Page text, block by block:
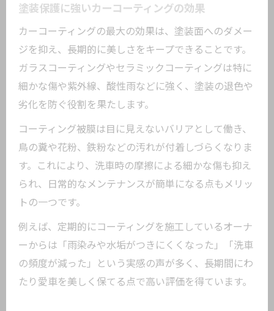
ガラスコーティングとポリマーの違いを
解説
セラミックコーティングの特徴と評価
各カーコーティングのメリット・デメリ
ット
おすすめカーコーティング種類と選び方
車種や用途別のカーコーティング比較
失敗しないカーコーティング選択のコツ
カーコーティング選びで重視すべきポイ
ント
施工業者選びで失敗しないための注意点
実際の口コミから見るカーコーティング
選択
コスパ重視のカーコーティングの見極め
方
塗装保護に強いカーコーティングの効果
カーコーティングの最大の効果は、塗装面へのダメー
ジを抑え、長期的に美しさをキープできることです。
ガラスコーティングやセラミックコーティングは特に
細かな傷や紫外線、酸性雨などに強く、塗装の退色や
劣化を防ぐ役割を果たします。
コーティング被膜は目に見えないバリアとして働き、
鳥の糞や花粉、鉄粉などの汚れが付着しづらくなりま
す。これにより、洗車時の摩擦による細かな傷も抑え
られ、日常的なメンテナンスが簡単になる点もメリッ
トの一つです。
例えば、定期的にコーティングを施工しているオーナ
ーからは「雨染みや水垢がつきにくくなった」「洗車
の頻度が減った」という実感の声が多く、長期間にわ
たり愛車を美しく保てる点で高い評価を得ています。